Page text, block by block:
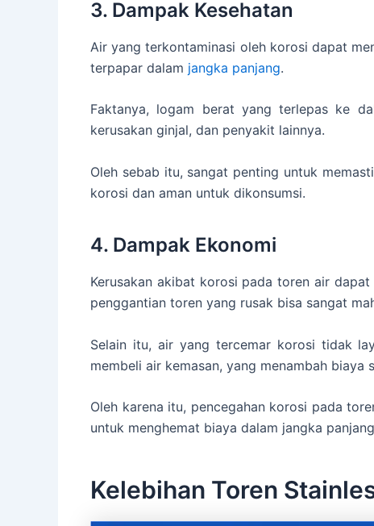
3. Dampak Kesehatan
Air yang terkontaminasi oleh korosi dapat
terpapar dalam jangka panjang.
Faktanya, logam berat yang terlepas ke
kerusakan ginjal, dan penyakit lainnya.
Oleh sebab itu, sangat penting untuk
korosi dan aman untuk dikonsumsi.
4. Dampak Ekonomi
Kerusakan akibat korosi pada toren air
penggantian toren yang rusak bisa sangat
Selain itu, air yang tercemar korosi tidak
membeli air kemasan, yang menambah biaya
Oleh karena itu, pencegahan korosi pada
untuk menghemat biaya dalam jangka
Kelebihan Toren